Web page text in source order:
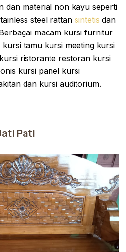
dan material non kayu seperti
steel rattan sintetis dan
macam kursi furnitur
tamu kursi meeting kursi
ristorante restoran kursi
kursi panel kursi
dan kursi auditorium.
Pati